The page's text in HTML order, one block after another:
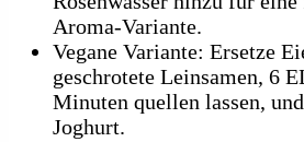
Aroma-Variante.
Vegane Variante: Ersetze
geschrotete Leinsamen, 6
Minuten quellen lassen,
Joghurt.